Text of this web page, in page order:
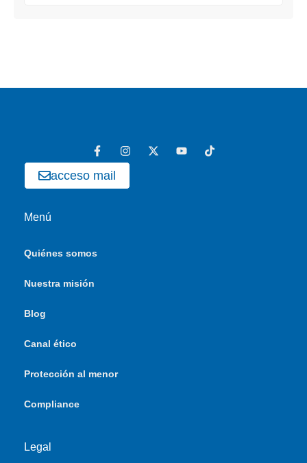
acceso mail
Menú
Quiénes somos
Nuestra misión
Blog
Canal ético
Protección al menor
Compliance
Legal